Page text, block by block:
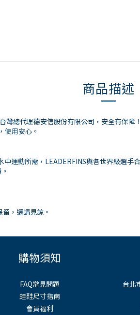
商品描述
灣總代理德安信股份有限公司，安全有保障！
用安心。
運動所需，LEADERFINS與各世界級選
，還請見諒。
購物須知
FAQ常見問題
蛙鞋尺寸指南
會員福利
台北